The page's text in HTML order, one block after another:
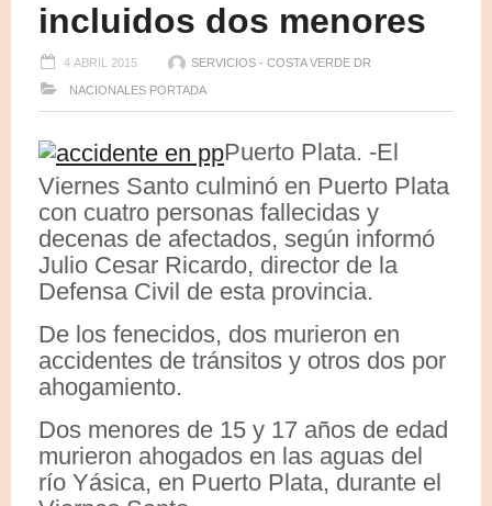
incluidos dos menores
4 ABRIL 2015 SERVICIOS - COSTA VERDE DR
NACIONALES PORTADA
Puerto Plata. -El
Viernes Santo culminó en Puerto Plata
con cuatro personas fallecidas y
decenas de afectados, según informó
Julio Cesar Ricardo, director de la
Defensa Civil de esta provincia.
De los fenecidos, dos murieron en
accidentes de tránsitos y otros dos por
ahogamiento.
Dos menores de 15 y 17 años de edad
murieron ahogados en las aguas del
río Yásica, en Puerto Plata, durante el